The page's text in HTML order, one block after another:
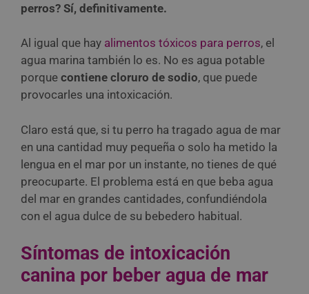
perros? Sí, definitivamente.
Al igual que hay alimentos tóxicos para perros, el
agua marina también lo es. No es agua potable
porque contiene cloruro de sodio, que puede
provocarles una intoxicación.
Claro está que, si tu perro ha tragado agua de mar
en una cantidad muy pequeña o solo ha metido la
lengua en el mar por un instante, no tienes de qué
preocuparte. El problema está en que beba agua
del mar en grandes cantidades, confundiéndola
con el agua dulce de su bebedero habitual.
Síntomas de intoxicación
canina por beber agua de mar